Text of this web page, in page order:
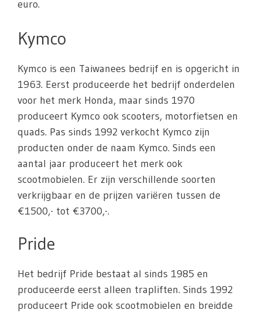
euro.
Kymco
Kymco is een Taiwanees bedrijf en is opgericht in
1963. Eerst produceerde het bedrijf onderdelen
voor het merk Honda, maar sinds 1970
produceert Kymco ook scooters, motorfietsen en
quads. Pas sinds 1992 verkocht Kymco zijn
producten onder de naam Kymco. Sinds een
aantal jaar produceert het merk ook
scootmobielen. Er zijn verschillende soorten
verkrijgbaar en de prijzen variëren tussen de
€1500,- tot €3700,-.
Pride
Het bedrijf Pride bestaat al sinds 1985 en
produceerde eerst alleen trapliften. Sinds 1992
produceert Pride ook scootmobielen en breidde